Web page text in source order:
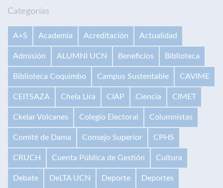
Categorías
A+S Academia Acreditación Actualidad
Admisión ALUMNI UCN Beneficios Biblioteca
Biblioteca Coquimbo Campus Sustentable CAVIME
CEITSAZA Chela Lira CIAP Ciencia CIMET
Ckelar Volcanes Colegio Electoral Columnistas
Comité de Dama Consejo Superior CPHS
CRUCH Cuenta Pública de Gestión Cultura
Debate DeLTA UCN Deporte Deportes